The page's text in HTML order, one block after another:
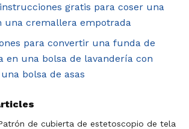
gratis para coser una
una cremallera empotrada
para convertir una funda de
en una bolsa de lavandería con
bolsa de asas
de cubierta de estetoscopio de tela